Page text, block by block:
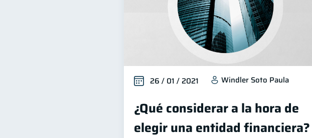
26 / 01 / 2021 Windler Soto Paula
¿Qué considerar a la hora de
elegir una entidad financiera?